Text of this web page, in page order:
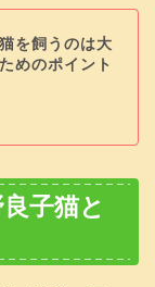
を飼うのは大
めのポイント
子猫と